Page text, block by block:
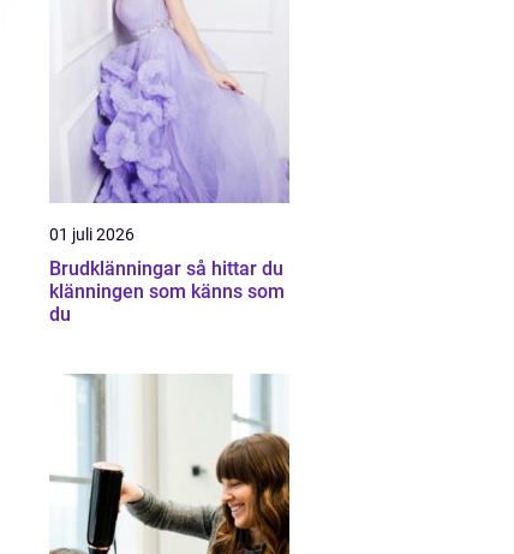
01 juli 2026
Brudklänningar så hittar du
klänningen som känns som
du